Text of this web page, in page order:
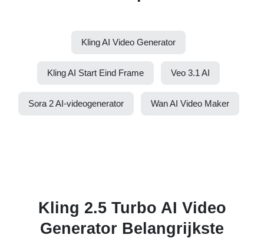
Kling AI Video Generator
Kling AI Start Eind Frame Veo 3.1 AI
Sora 2 AI-videogenerator Wan AI Video Maker
Kling 2.5 Turbo AI Video
Generator Belangrijkste